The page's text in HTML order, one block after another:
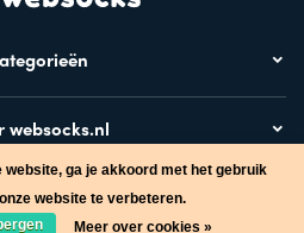
websocks.nl
ook
website, ga je akkoord met het gebruik
website te verbeteren.
Meer over cookies »